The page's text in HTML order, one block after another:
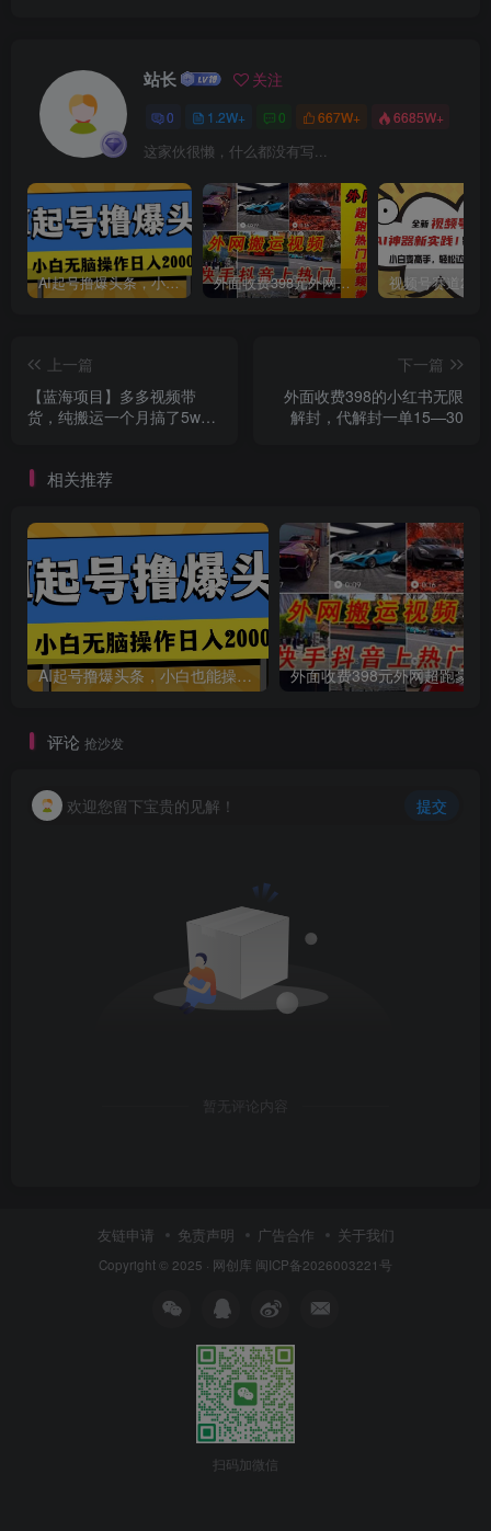
站长 关注
0 1.2W+ 0 667W+ 6685W+
这家伙很懒，什么都没有写...
AI起号撸爆头条，小白也能操作，日入2000+ 外面收费398元外网超跑豪车汽车视频搬运至快手抖音上热门项目
上一篇
【蓝海项目】多多视频带
货，纯搬运一个月搞了5w佣
下一篇
外面收费398的小红书无限
解封，代解封一单15—30
相关推荐
AI起号撸爆头条，小白也能操作，日入2000+
评论 抢沙发
欢迎您留下宝贵的见解！ 提交
暂无评论内容
友链申请 免责声明 广告合作 关于我们
Copyright © 2025 · 网创库 闽ICP备2026003221号
扫码加微信